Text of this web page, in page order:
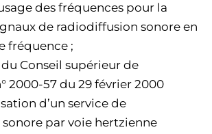
des fréquences pour la
de radiodiffusion sonore en
fréquence ;
Conseil supérieur de
2000-57 du 29 février 2000
d’un service de
par voie hertzienne